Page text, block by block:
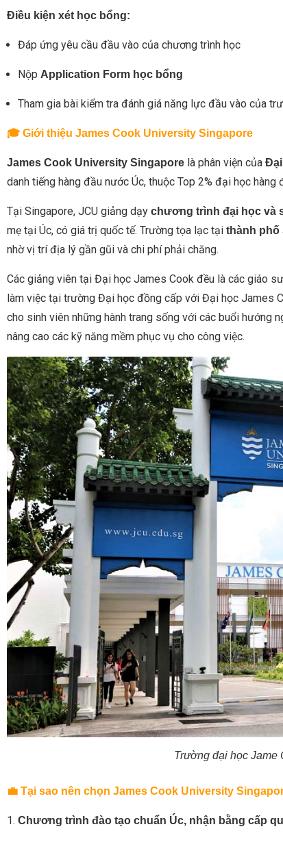
Điều kiện xét học bổng:
Đáp ứng yêu cầu đầu vào của chương trình học
Nộp Application Form học bổng
Tham gia bài kiểm tra đánh giá năng lực đầu vào của
🎓 Giới thiệu James Cook University Singapore
James Cook University Singapore là phân viện của Đại
danh tiếng hàng đầu nước Úc, thuộc Top 2% đại học
Tại Singapore, JCU giảng dạy chương trình đại học và
mẹ tại Úc, có giá trị quốc tế. Trường tọa lạc tại thành phố
nhờ vị trí địa lý gần gũi và chi phí phải chăng.
Các giảng viên tại Đại học James Cook đều là các giáo
làm việc tại trường Đại học đồng cấp với Đại học James
cho sinh viên những hành trang sống với các buổi hướng
nâng cao các kỹ năng mềm phục vụ cho công việc.
Trường đại học Jame
💼 Tại sao nên chọn James Cook University
1. Chương trình đào tạo chuẩn Úc, nhận bằng cấp